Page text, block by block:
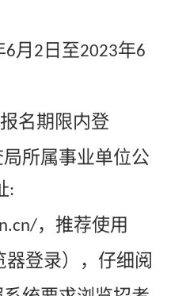
6月 2 日至2023年6
名期限内登
所属事业单位公
:
，推荐使用
器登录），仔细阅